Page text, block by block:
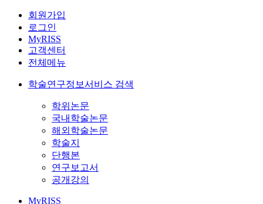
회원가입
로그인
MyRISS
고객센터
전체메뉴
학술연구정보서비스 검색
학위논문
국내학술논문
해외학술논문
학술지
단행본
연구보고서
공개강의
MyRISS